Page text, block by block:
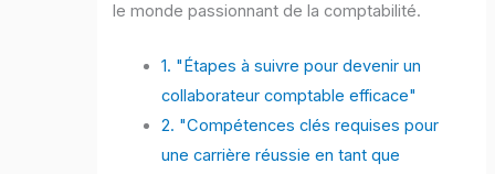
le monde passionnant de la comptabilité.
1. "Étapes à suivre pour devenir un
collaborateur comptable efficace"
2. "Compétences clés requises pour
une carrière réussie en tant que